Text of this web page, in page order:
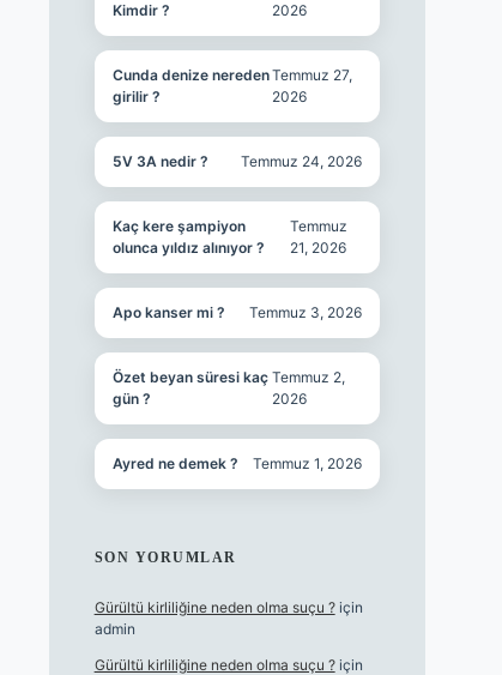
Kimdir ?
2026
Cunda denize nereden
girilir ?
Temmuz 27,
2026
5V 3A nedir ? Temmuz 24, 2026
Kaç kere şampiyon
olunca yıldız alınıyor ?
Temmuz
21, 2026
Apo kanser mi ? Temmuz 3, 2026
Özet beyan süresi kaç
gün ?
Temmuz 2,
2026
Ayred ne demek ? Temmuz 1, 2026
SON YORUMLAR
Gürültü kirliliğine neden olma suçu ?için
admin
Gürültü kirliliğine neden olma suçu ?için